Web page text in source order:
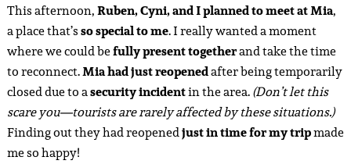
This afternoon,Ruben, Cyni, and I planned to meet at Mia,
a place that’sso special to me. I really wanted a moment
where we could befully present togetherand take the time
to reconnect.Mia had just reopenedafter being temporarily
closed due to asecurity incidentin the area.(Don’t let this
scare you—tourists are rarely affected by these situations.)
Finding out they had reopenedjust in time for my tripmade
me so happy!